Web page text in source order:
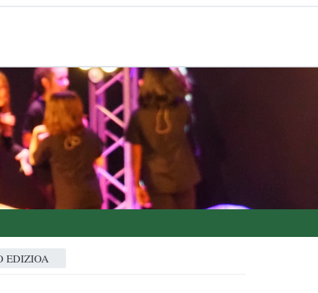
EDIZIOA